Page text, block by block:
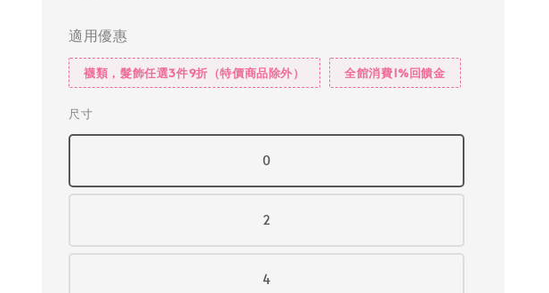
適用優惠
襪類，髮飾任選3件9折（特價商品除外） 全館消費1%回饋金
尺寸
0
2
4